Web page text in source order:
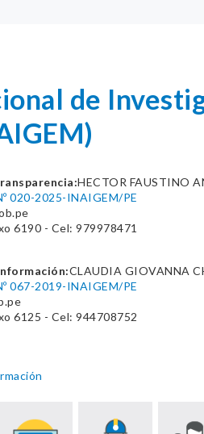
de
HECTOR FAUSTINO
020-2025-INAIGEM/PE
6190 - Cel: 979978471
CLAUDIA GIOVANNA
067-2019-INAIGEM/PE
6125 - Cel: 944708752